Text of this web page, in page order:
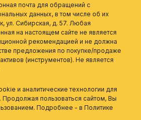
почта для обращений с
данных, в том числе об их
ул. Сибирская, д. 57. Любая
на настоящем сайте не является
рекомендацией и не должна
предложения по покупке/продаже
(инструментов). Не является
и аналитические технологии для
Продолжая пользоваться сайтом, Вы
Подробнее - в Политике